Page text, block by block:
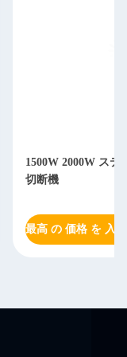
1500W 2000W ステ
切断機
最高 の 価格 を 入